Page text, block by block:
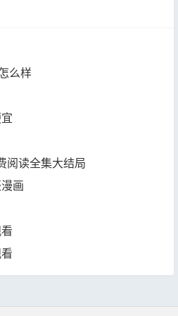
么样
阅读全集大结局
画